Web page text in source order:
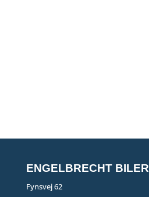
ENGELBRECHT BILER
Fynsvej 62